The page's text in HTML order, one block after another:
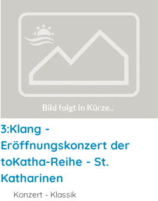
3:Klang -
Eröffnungskonzert der
toKatha-Reihe - St.
Katharinen
Konzert - Klassik